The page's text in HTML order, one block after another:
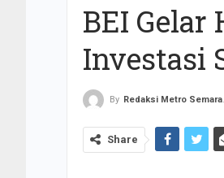
BEI Gelar
Investasi
By Redaksi Metro Semarang
Share